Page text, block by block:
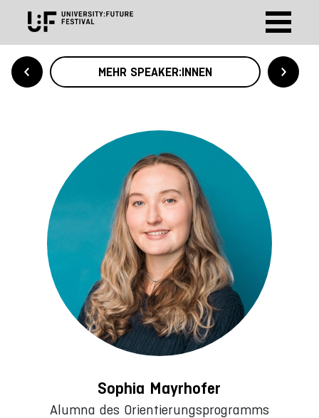
MEHR SPEAKER:INNEN
Sophia Mayrhofer
Alumna des Orientierungsprogramms